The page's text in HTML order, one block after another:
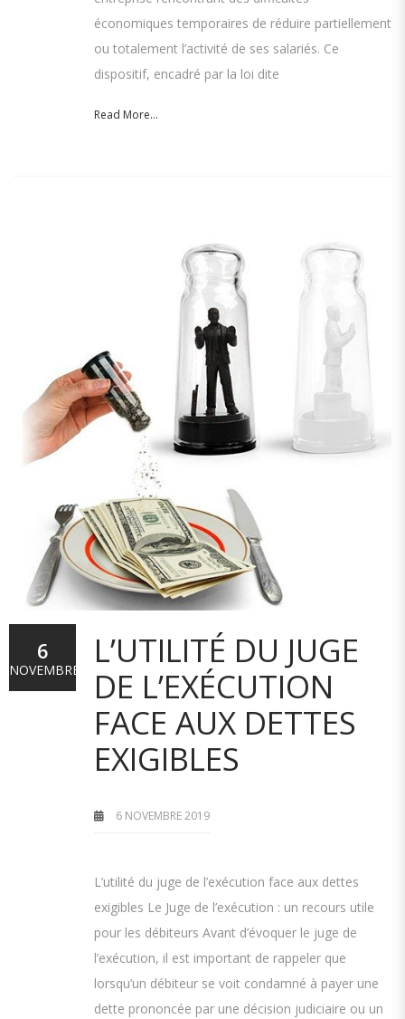
économiques temporaires de réduire partiellement
ou totalement l’activité de ses salariés. Ce
dispositif, encadré par la loi dite
Read More...
L’UTILITÉ DU JUGE
DE L’EXÉCUTION
FACE AUX DETTES
EXIGIBLES
6 NOVEMBRE 2019
L’utilité du juge de l’exécution face aux dettes
exigibles Le Juge de l’exécution : un recours utile
pour les débiteurs Avant d’évoquer le juge de
l’exécution, il est important de rappeler que
lorsqu’un débiteur se voit condamné à payer une
dette prononcée par une décision judiciaire ou un
6
NOVEMBRE